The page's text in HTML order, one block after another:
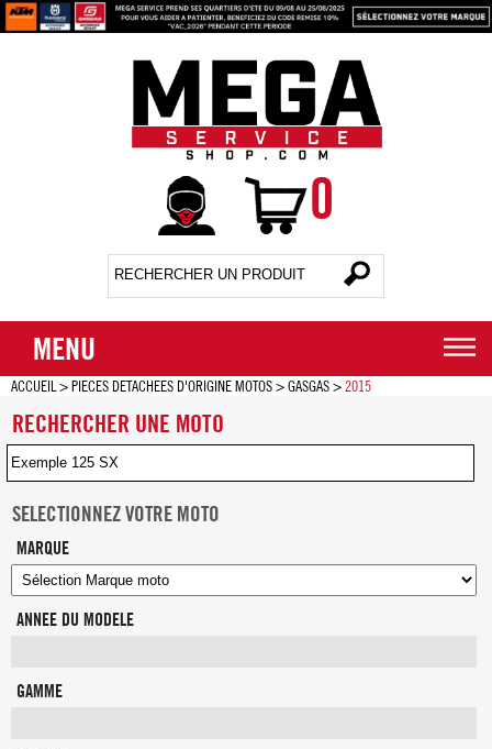
0
MENU
ACCUEIL>PIECES DETACHEES D'ORIGINE MOTOS>GASGAS>2015
RECHERCHER UNE MOTO
SELECTIONNEZ VOTRE MOTO
MARQUE
ANNEE DU MODELE
GAMME